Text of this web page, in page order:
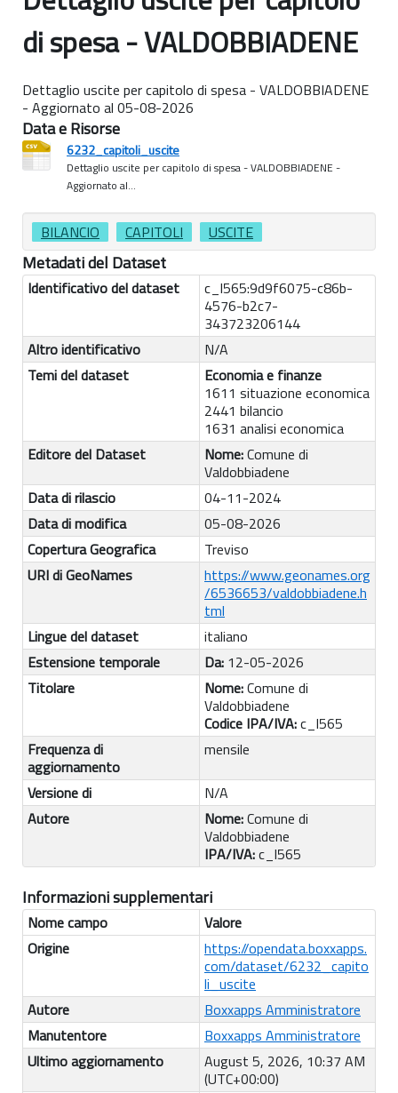
di spesa - VALDOBBIADENE
Dettaglio uscite per capitolo di spesa - VALDOBBIADENE
- Aggiornato al 05-08-2026
Data e Risorse
6232_capitoli_uscite
Dettaglio uscite per capitolo di spesa - VALDOBBIADENE -
Aggiornato al...
BILANCIO CAPITOLI USCITE
Metadati del Dataset
Identificativo del dataset
c_l565:9d9f6075-c86b-
4576-b2c7-
343723206144
Altro identificativo
N/A
Temi del dataset
Economia e finanze
1611 situazione economica
2441 bilancio
1631 analisi economica
Editore del Dataset
Nome:Comune di
Valdobbiadene
Data di rilascio
04-11-2024
Data di modifica
05-08-2026
Copertura Geografica
Treviso
URI di GeoNames
https://www.geonames.org
/6536653/valdobbiadene.h
tml
Lingue del dataset
italiano
Estensione temporale
Da: 12-05-2026
Titolare
Nome:Comune di
Valdobbiadene
Codice IPA/IVA:c_l565
Frequenza di
aggiornamento
mensile
Versione di
N/A
Autore
Nome:Comune di
Valdobbiadene
IPA/IVA:c_l565
Informazioni supplementari
Nome campo
Valore
Origine
https://opendata.boxxapps.
com/dataset/6232_capito
li_uscite
Autore
Boxxapps Amministratore
Manutentore
Boxxapps Amministratore
Ultimo aggiornamento
August 5, 2026, 10:37 AM
(UTC+00:00)